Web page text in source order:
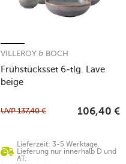
Frühstücksset 6-tlg. Lave
beige
VILLEROY & BOCH
Lieferzeit: 3-5 Werktage.
Lieferung nur innerhalb D und
AT.
UVP137,40 € 106,40 €